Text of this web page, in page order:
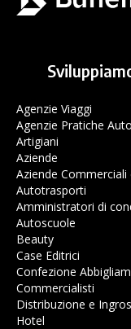
Agenzie Viaggi
Agenzie Pratiche Auto
Artigiani
Aziende
Aziende Commerciali
Autotrasporti
Amministratori di
Autoscuole
Beauty
Case Editrici
Confezione
Commercialisti
Distribuzione e
Hotel